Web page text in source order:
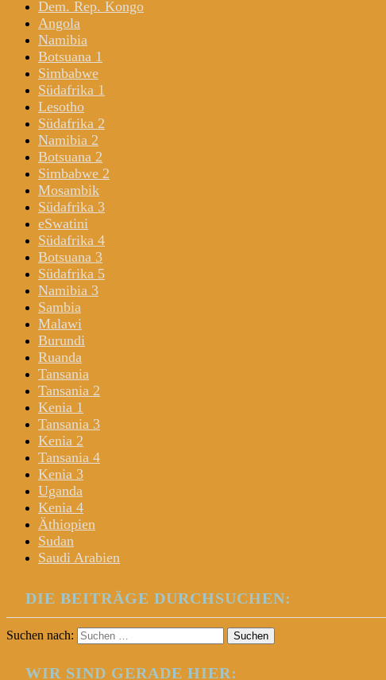
Dem. Rep. Kongo
Angola
Namibia
Botsuana 1
Simbabwe
Südafrika 1
Lesotho
Südafrika 2
Namibia 2
Botsuana 2
Simbabwe 2
Mosambik
Südafrika 3
eSwatini
Südafrika 4
Botsuana 3
Südafrika 5
Namibia 3
Sambia
Malawi
Burundi
Ruanda
Tansania
Tansania 2
Kenia 1
Tansania 3
Kenia 2
Tansania 4
Kenia 3
Uganda
Kenia 4
Äthiopien
Sudan
Saudi Arabien
DIE BEITRÄGE DURCHSUCHEN:
Suchen nach:
WIR SIND GERADE HIER: